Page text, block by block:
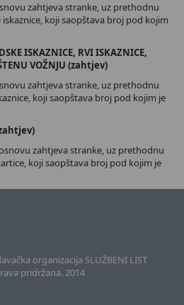
zahtjeva stranke, uz prethodnu
koji saopštava broj pod kojim
ISKAZNICE, RVI ISKAZNICE,
VOŽNJU (zahtjev)
zahtjeva stranke, uz prethodnu
koji saopštava broj pod kojim je
zahtjeva stranke, uz prethodnu
koji saopštava broj pod kojim je
organizacija SLUŽBENI LIST
pridržana. 2014